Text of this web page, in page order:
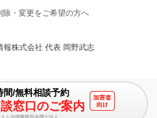
間/無料相談予約
窓口のご案内
除・変更をご希望の方へ
報株式会社 代表 岡野武志